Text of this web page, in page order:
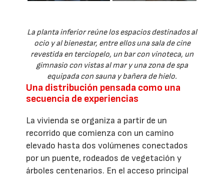
La planta inferior reúne los espacios destinados al
ocio y al bienestar, entre ellos una sala de cine
revestida en terciopelo, un bar con vinoteca, un
gimnasio con vistas al mar y una zona de spa
equipada con sauna y bañera de hielo.
Una distribución pensada como una
secuencia de experiencias
La vivienda se organiza a partir de un
recorrido que comienza con un camino
elevado hasta dos volúmenes conectados
por un puente, rodeados de vegetación y
árboles centenarios. En el acceso principal